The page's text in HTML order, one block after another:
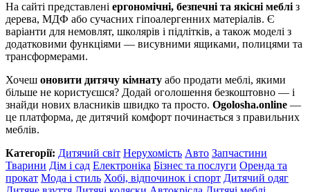
На сайті представлені ергономічні, безпечні та якісні меблі з
дерева, МДФ або сучасних гіпоалергенних матеріалів. Є
варіанти для немовлят, школярів і підлітків, а також моделі з
додатковими функціями — висувними ящиками, полицями та
трансформерами.
Хочеш оновити дитячу кімнату або продати меблі, якими
більше не користуєшся? Додай оголошення безкоштовно — і
знайди нових власників швидко та просто. Ogolosha.online —
це платформа, де дитячий комфорт починається з правильних
меблів.
Категорії: Дитячий світ Нерухомість Авто Запчастини
Тварини Дім і сад Електроніка Бізнес та послуги Оренда та
прокат Мода і стиль Хобі, відпочинок і спорт Дитячий одяг